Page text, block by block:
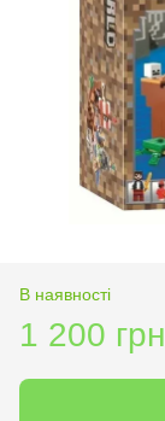
В наявності
1 200 грн